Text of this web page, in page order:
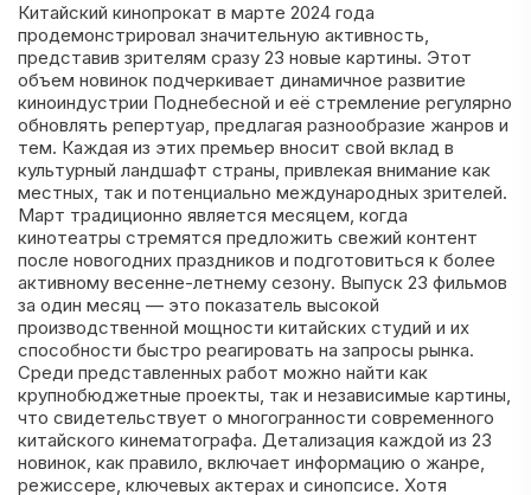
Китайский кинопрокат в марте 2024 года
продемонстрировал значительную активность,
представив зрителям сразу 23 новые картины. Этот
объем новинок подчеркивает динамичное развитие
киноиндустрии Поднебесной и её стремление регулярно
обновлять репертуар, предлагая разнообразие жанров и
тем. Каждая из этих премьер вносит свой вклад в
культурный ландшафт страны, привлекая внимание как
местных, так и потенциально международных зрителей.
Март традиционно является месяцем, когда
кинотеатры стремятся предложить свежий контент
после новогодних праздников и подготовиться к более
активному весенне-летнему сезону. Выпуск 23 фильмов
за один месяц — это показатель высокой
производственной мощности китайских студий и их
способности быстро реагировать на запросы рынка.
Среди представленных работ можно найти как
крупнобюджетные проекты, так и независимые картины,
что свидетельствует о многогранности современного
китайского кинематографа. Детализация каждой из 23
новинок, как правило, включает информацию о жанре,
режиссере, ключевых актерах и синопсисе. Хотя